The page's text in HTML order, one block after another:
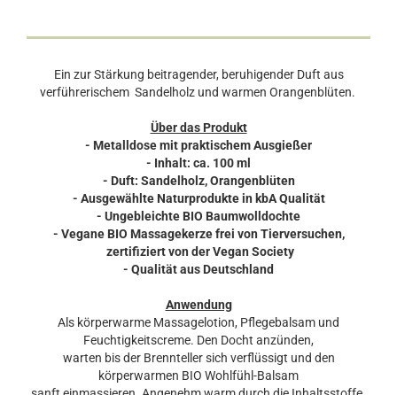
Ein zur Stärkung beitragender, beruhigender Duft aus
verführerischem Sandelholz und warmen Orangenblüten.
Über das Produkt
- Metalldose mit praktischem Ausgießer
- Inhalt: ca. 100 ml
- Duft: Sandelholz, Orangenblüten
- Ausgewählte Naturprodukte in kbA Qualität
- Ungebleichte BIO Baumwolldochte
- Vegane BIO Massagekerze frei von Tierversuchen,
zertifiziert von der Vegan Society
- Qualität aus Deutschland
Anwendung
Als körperwarme Massagelotion, Pflegebalsam und
Feuchtigkeitscreme. Den Docht anzünden,
warten bis der Brennteller sich verflüssigt und den
körperwarmen BIO Wohlfühl-Balsam